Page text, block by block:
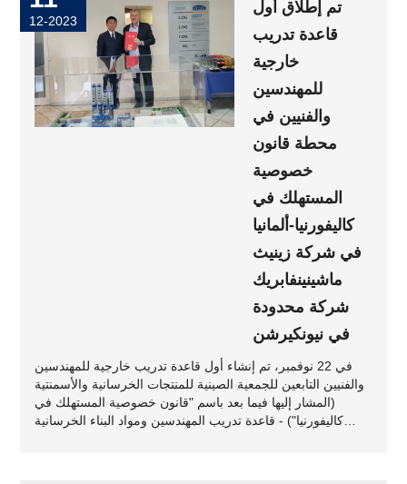
تم إطلاق أول
قاعدة تدريب
خارجية
للمهندسين
والفنيين في
محطة قانون
خصوصية
المستهلك في
كاليفورنيا-ألمانيا
في شركة زينيث
ماشينينفابريك
شركة محدودة
في نيونكيرشن
في 22 نوفمبر، تم إنشاء أول قاعدة تدريب خارجية للمهندسين
والفنيين التابعين للجمعية الصينية للمنتجات الخرسانية والأسمنتية
(المشار إليها فيما بعد باسم "قانون خصوصية المستهلك في
كاليفورنيا") - قاعدة تدريب المهندسين ومواد البناء الخرسانية
12-2023